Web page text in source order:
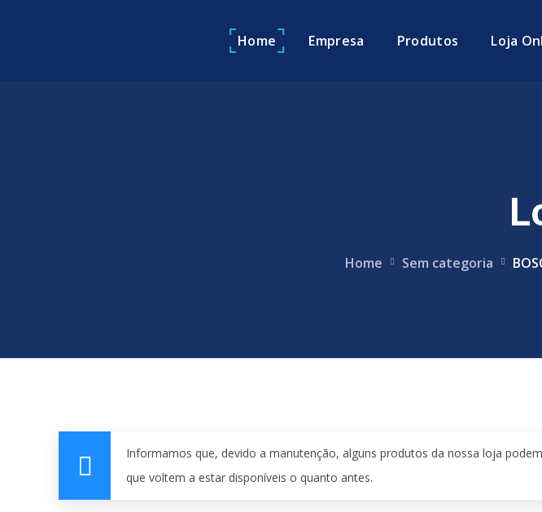
Home Empresa Produtos Loja
Home Sem categoria
Informamos que, devido a manutenção, alguns produtos da nossa loja
que voltem a estar disponíveis o quanto antes.